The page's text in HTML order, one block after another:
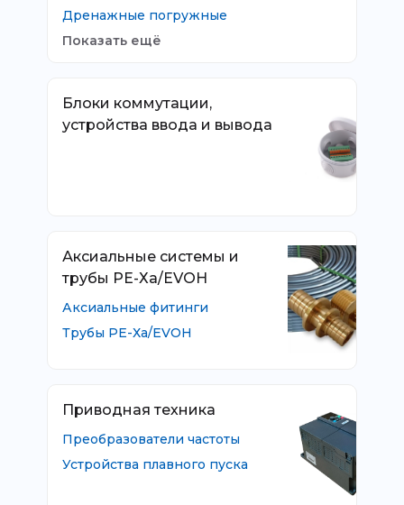
Дренажные погружные
Показать ещё
Блоки коммутации,
устройства ввода и вывода
Аксиальные системы и
трубы РЕ-Ха/EVOH
Аксиальные фитинги
Трубы РЕ-Ха/EVOH
Приводная техника
Преобразователи частоты
Устройства плавного пуска